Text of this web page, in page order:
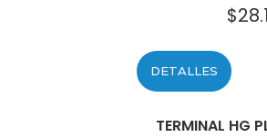
$
DETALLES
TERMINAL HG